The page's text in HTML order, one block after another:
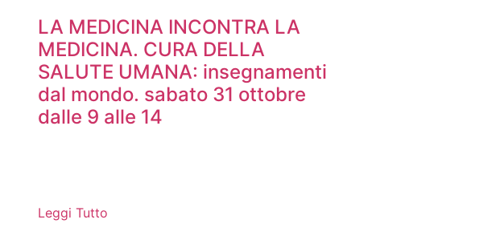
LA MEDICINA INCONTRA LA
MEDICINA. CURA DELLA
SALUTE UMANA: insegnamenti
dal mondo. sabato 31 ottobre
dalle 9 alle 14
Leggi Tutto